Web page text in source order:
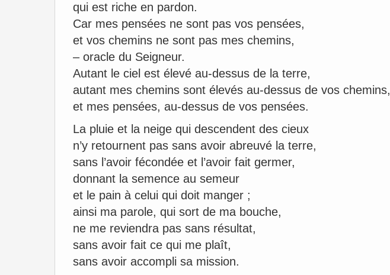
qui est riche en pardon.
Car mes pensées ne sont pas vos pensées,
et vos chemins ne sont pas mes chemins,
– oracle du Seigneur.
Autant le ciel est élevé au-dessus de la terre,
autant mes chemins sont élevés au-dessus de vos chemins,
et mes pensées, au-dessus de vos pensées.
La pluie et la neige qui descendent des cieux
n’y retournent pas sans avoir abreuvé la terre,
sans l’avoir fécondée et l’avoir fait germer,
donnant la semence au semeur
et le pain à celui qui doit manger ;
ainsi ma parole, qui sort de ma bouche,
ne me reviendra pas sans résultat,
sans avoir fait ce qui me plaît,
sans avoir accompli sa mission.